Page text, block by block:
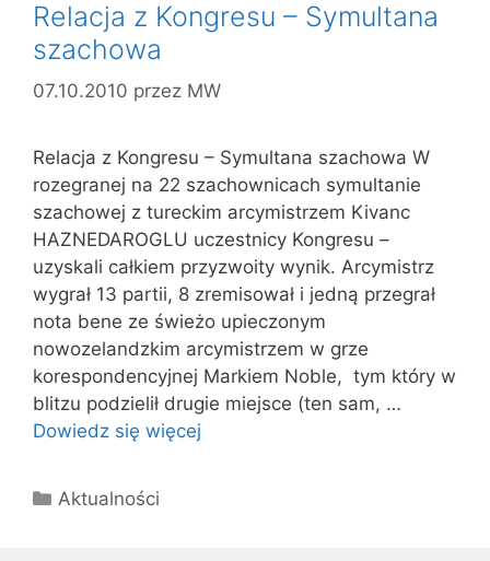
Relacja z Kongresu – Symultana
szachowa
07.10.2010 przez MW
Relacja z Kongresu – Symultana szachowa W
rozegranej na 22 szachownicach symultanie
szachowej z tureckim arcymistrzem Kivanc
HAZNEDAROGLU uczestnicy Kongresu –
uzyskali całkiem przyzwoity wynik. Arcymistrz
wygrał 13 partii, 8 zremisował i jedną przegrał
nota bene ze świeżo upieczonym
nowozelandzkim arcymistrzem w grze
korespondencyjnej Markiem Noble, tym który w
blitzu podzielił drugie miejsce (ten sam, …
Dowiedz się więcej
Kategorie
Aktualności